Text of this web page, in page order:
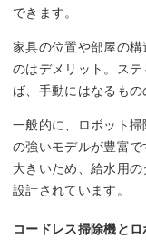
できます。
家具の位置や部屋の
のはデメリット。ス
ば、手動にはなるもの
一般的に、ロボット
の強いモデルが豊富
大きいため、給水用
設計されています。
コードレス掃除機と